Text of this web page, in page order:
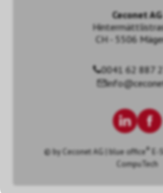
Ceconet AG
CH - 5506
0041 62 887
© by Ceconet AG blue office ®
CompuTech